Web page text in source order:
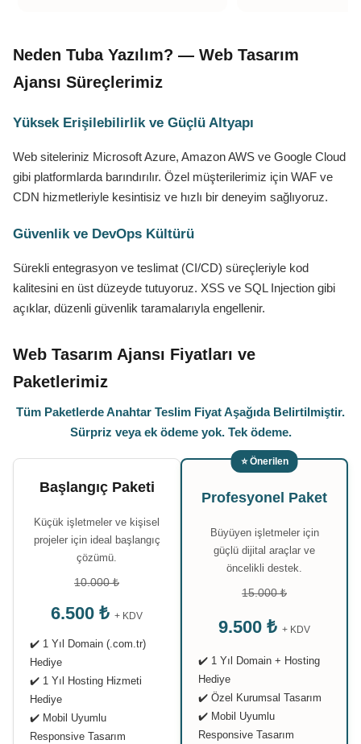
Neden Tuba Yazılım? — Web Tasarım
Ajansı Süreçlerimiz
Yüksek Erişilebilirlik ve Güçlü Altyapı
Web siteleriniz Microsoft Azure, Amazon AWS ve Google Cloud
gibi platformlarda barındırılır. Özel müşterilerimiz için WAF ve
CDN hizmetleriyle kesintisiz ve hızlı bir deneyim sağlıyoruz.
Güvenlik ve DevOps Kültürü
Sürekli entegrasyon ve teslimat (CI/CD) süreçleriyle kod
kalitesini en üst düzeyde tutuyoruz. XSS ve SQL Injection gibi
açıklar, düzenli güvenlik taramalarıyla engellenir.
Web Tasarım Ajansı Fiyatları ve
Paketlerimiz
Tüm Paketlerde Anahtar Teslim Fiyat Aşağıda Belirtilmiştir.
Sürpriz veya ek ödeme yok. Tek ödeme.
Başlangıç Paketi
Küçük işletmeler ve kişisel
projeler için ideal başlangıç
çözümü.
10.000 ₺
6.500 ₺ + KDV
✔️ 1 Yıl Domain (.com.tr)
Hediye
✔️ 1 Yıl Hosting Hizmeti
Hediye
✔️ Mobil Uyumlu
Responsive Tasarım
⭐ Önerilen
Profesyonel Paket
Büyüyen işletmeler için
güçlü dijital araçlar ve
öncelikli destek.
15.000 ₺
9.500 ₺ + KDV
✔️ 1 Yıl Domain + Hosting
Hediye
✔️ Özel Kurumsal Tasarım
✔️ Mobil Uyumlu
Responsive Tasarım